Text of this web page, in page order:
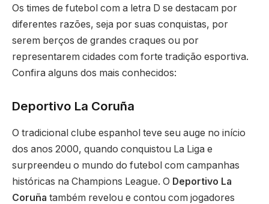
Os times de futebol com a letra D se destacam por
diferentes razões, seja por suas conquistas, por
serem berços de grandes craques ou por
representarem cidades com forte tradição esportiva.
Confira alguns dos mais conhecidos:
Deportivo La Coruña
O tradicional clube espanhol teve seu auge no início
dos anos 2000, quando conquistou La Liga e
surpreendeu o mundo do futebol com campanhas
históricas na Champions League. O Deportivo La
Coruña também revelou e contou com jogadores